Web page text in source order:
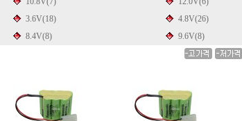
3.6V(18) 4.8V(26)
8.4V(8)
9.6V(8)